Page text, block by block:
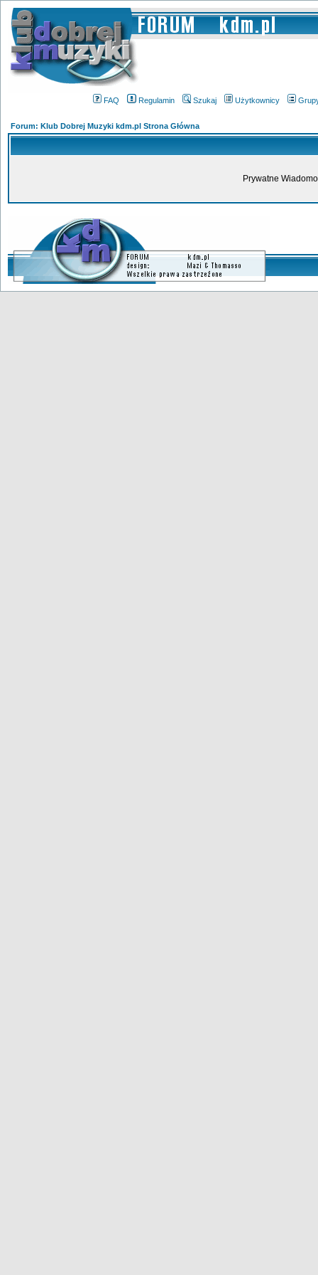
FAQ Regulamin Szukaj Użytkownicy
Forum: Klub Dobrej Muzyki kdm.pl Strona Główna
Prywatne